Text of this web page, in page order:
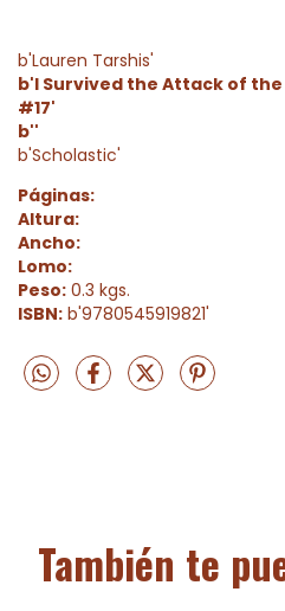
b'Lauren Tarshis'
b'I Survived the Attack of the
#17'
b''
b'Scholastic'
Páginas:
Altura:
Ancho:
Lomo:
Peso: 0.3 kgs.
ISBN: b'9780545919821'
También te